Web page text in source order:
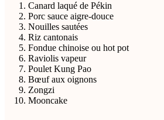
Canard laqué de Pékin
Porc sauce aigre-douce
Nouilles sautées
Riz cantonais
Fondue chinoise ou hot pot
Raviolis vapeur
Poulet Kung Pao
Bœuf aux oignons
Zongzi
Mooncake